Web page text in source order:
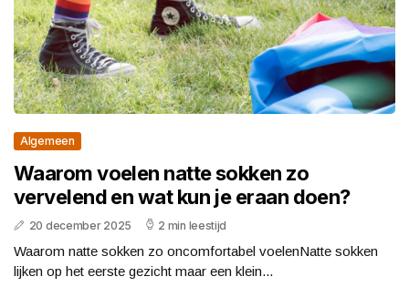
Algemeen
Waarom voelen natte sokken zo
vervelend en wat kun je eraan doen?
20 december 2025 2 min leestijd
Waarom natte sokken zo oncomfortabel voelenNatte sokken
lijken op het eerste gezicht maar een klein...